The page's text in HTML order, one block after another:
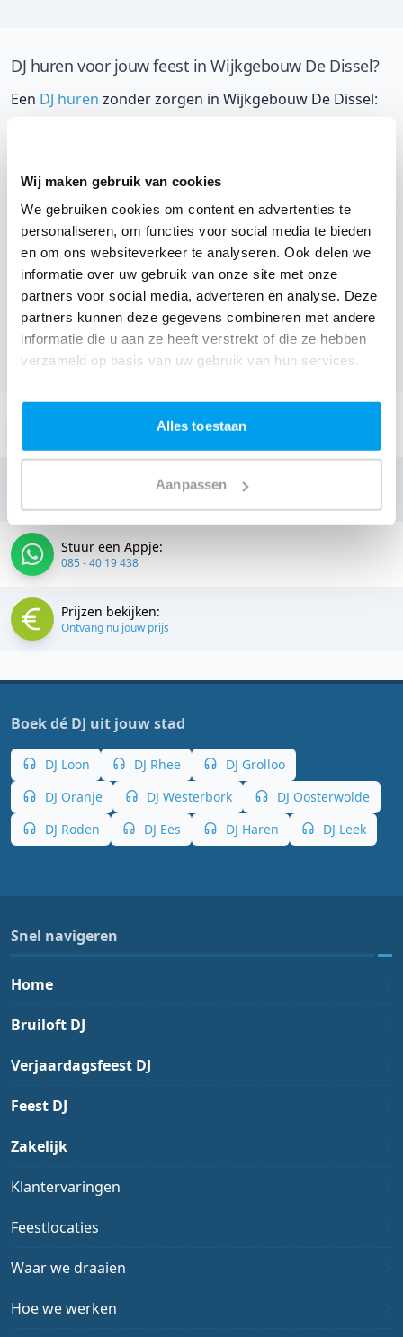
Wij maken gebruik van cookies
We gebruiken cookies om content en advertenties te
personaliseren, om functies voor social media te bieden
en om ons websiteverkeer te analyseren. Ook delen we
informatie over uw gebruik van onze site met onze
partners voor social media, adverteren en analyse. Deze
partners kunnen deze gegevens combineren met andere
informatie die u aan ze heeft verstrekt of die ze hebben
verzameld op basis van uw gebruik van hun services.
Alles toestaan
Aanpassen
DJ huren voor jouw feest in Wijkgebouw De Dissel?
Een DJ huren zonder zorgen in Wijkgebouw De Dissel:
voordat je een DJ voor jouw feest gaat boeken, wil je
natuurlijk weten wat het kost.
EenDJ boeken uit Drenthewas nog nooit zo makkelijk.
Daarom kun je bij ons online de prijs berekenen voor
jouw feest. Ook kun je nu boeken of een vrijblijvende
offerte aanvragen.Huur de beste DJ uit Assenen
omgeving, en check dus directonze prijzen voor jouw
DJ.
Stuur een email:
info@thedjcompany.nl
Stuur een Appje:
085 - 40 19 438
Prijzen bekijken:
Ontvang nu jouw prijs
Boek dé DJ uit jouw stad
DJ Loon DJ Rhee
DJ Grolloo
DJ Oranje
DJ Westerbork
DJ Oosterwolde
DJ Roden
DJ Ees DJ Haren DJ Leek
Snel navigeren
Home
Bruiloft DJ
Verjaardagsfeest DJ
Feest DJ
Zakelijk
Klantervaringen
Feestlocaties
Waar we draaien
Hoe we werken